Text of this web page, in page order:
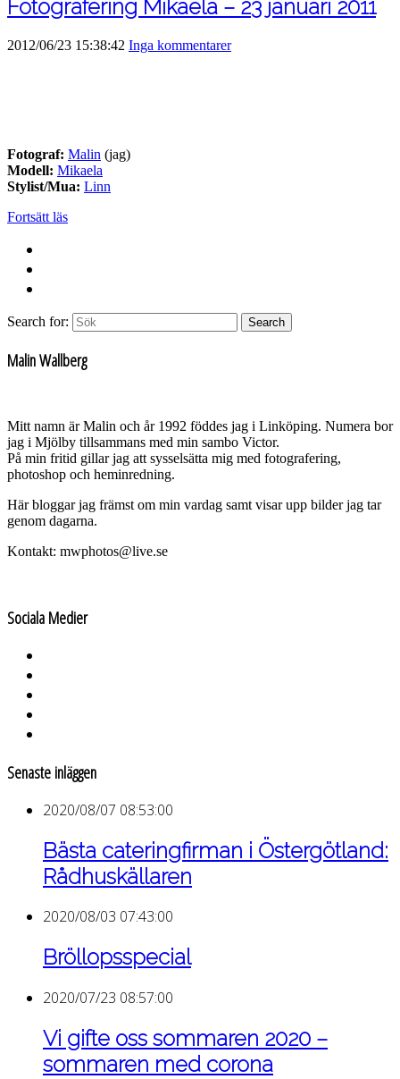
Fotografering Mikaela – 23 januari 2011
2012/06/23 15:38:42 Inga kommentarer
Fotograf: Malin (jag)
Modell: Mikaela
Stylist/Mua: Linn
Fortsätt läs
Search for: Search
Malin Wallberg
Mitt namn är Malin och år 1992 föddes jag i Linköping. Numera bor
jag i Mjölby tillsammans med min sambo Victor.
På min fritid gillar jag att sysselsätta mig med fotografering,
photoshop och heminredning.
Här bloggar jag främst om min vardag samt visar upp bilder jag tar
genom dagarna.
Kontakt: mwphotos@live.se
Sociala Medier
Senaste inläggen
2020/08/07 08:53:00
Bästa cateringfirman i Östergötland:
Rådhuskällaren
2020/08/03 07:43:00
Bröllopsspecial
2020/07/23 08:57:00
Vi gifte oss sommaren 2020 –
sommaren med corona